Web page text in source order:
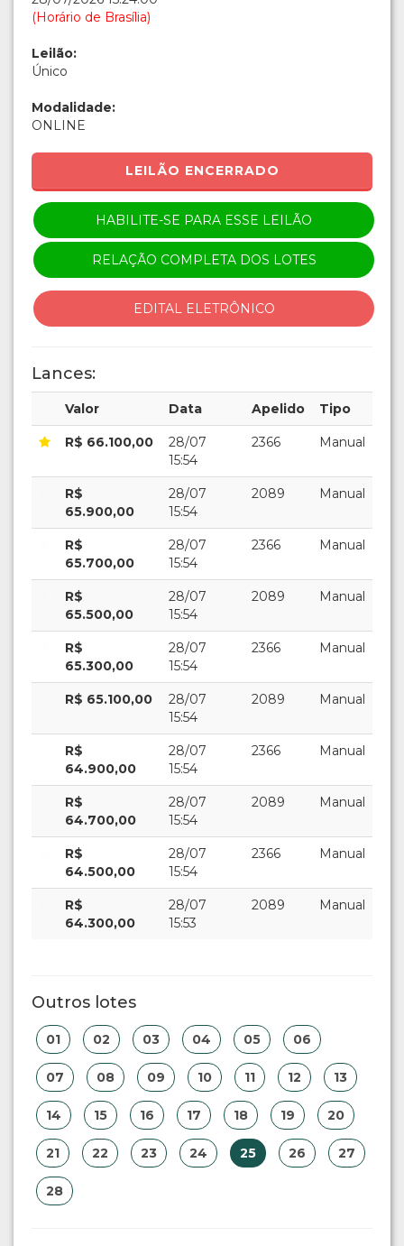
(Horário de Brasília)
Leilão:
Único
Modalidade:
ONLINE
LEILÃO ENCERRADO
HABILITE-SE PARA ESSE LEILÃO
RELAÇÃO COMPLETA DOS LOTES
EDITAL ELETRÔNICO
Lances:
Valor Data Apelido Tipo
R$ 66.100,00
28/07
15:54
2366 Manual
R$
65.900,00
28/07
15:54
2089 Manual
R$
65.700,00
28/07
15:54
2366 Manual
R$
65.500,00
28/07
15:54
2089 Manual
R$
65.300,00
28/07
15:54
2366 Manual
R$ 65.100,00
28/07
15:54
2089 Manual
R$
64.900,00
28/07
15:54
2366 Manual
R$
64.700,00
28/07
15:54
2089 Manual
R$
64.500,00
28/07
15:54
2366 Manual
R$
64.300,00
28/07
15:53
2089 Manual
Outros lotes
01 02 03 04 05 06
07 08 09 10 11 12 13
14 15 16 17 18 19 20
21 22 23 24 25 26 27
28